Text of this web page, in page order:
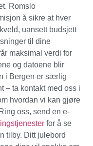
Romslo
å sikre at hver
uansett budsjett
til dine
maksimal verdi for
og datoene blir
i Bergen er særlig
– ta kontakt med oss i
hvordan vi kan gjøre
oss, send en e-
for å se
tilby. Ditt julebord